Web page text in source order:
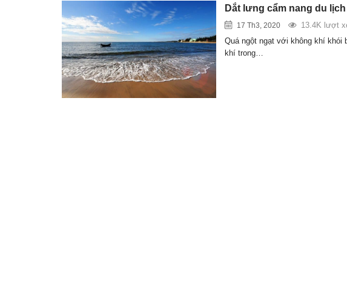
Dắt lưng cẩm nang du
17 Th3, 2020
13.4K lượt
Quá ngột ngạt với không khí khói
khí trong…